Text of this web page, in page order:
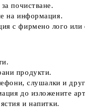
почистване.
на информация.
с фирмено лого или
продукти.
слушалки и
до изложените
и напитки.